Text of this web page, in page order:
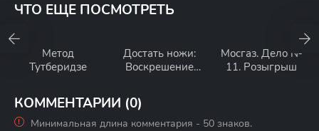
ЧТО ЕЩЕ ПОСМОТРЕТЬ
Метод
Тутберидзе
Достать ножи:
Воскрешение
Мосгаз. Дело №
11. Розыгрыш
КОММЕНТАРИИ (0)
Минимальная длина комментария - 50 знаков.